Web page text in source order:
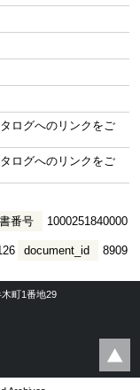
ログへのリンクをご
ログへのリンクをご
番号 1000251840000
document_id 8909
町1番地29